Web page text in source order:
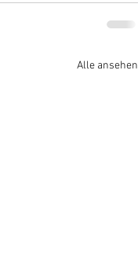
Alle ansehen